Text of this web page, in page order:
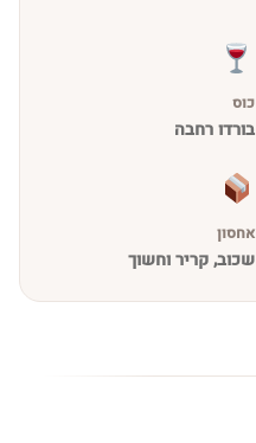
כוס
בורדו רחבה
אחסון
שכוב, קריר וחשוך